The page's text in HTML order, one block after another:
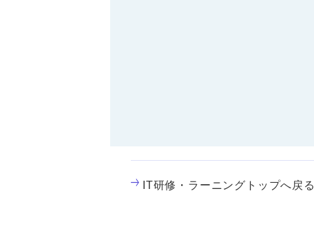
IT研修・ラーニングトップへ戻る